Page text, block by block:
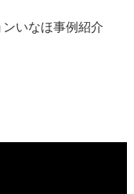
いなほ事例紹介